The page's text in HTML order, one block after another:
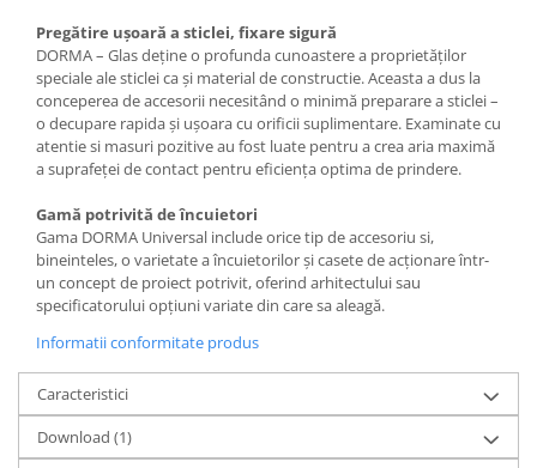
Pregătire ușoară a sticlei, fixare sigură
DORMA – Glas deține o profunda cunoastere a proprietăților
speciale ale sticlei ca și material de constructie. Aceasta a dus la
conceperea de accesorii necesitând o minimă preparare a sticlei –
o decupare rapida și ușoara cu orificii suplimentare. Examinate cu
atentie si masuri pozitive au fost luate pentru a crea aria maximă
a suprafeței de contact pentru eficiența optima de prindere.
Gamă potrivită de încuietori
Gama DORMA Universal include orice tip de accesoriu si,
bineinteles, o varietate a încuietorilor și casete de acționare într-
un concept de proiect potrivit, oferind arhitectului sau
specificatorului opțiuni variate din care sa aleagă.
Informatii conformitate produs
Caracteristici
Download (1)